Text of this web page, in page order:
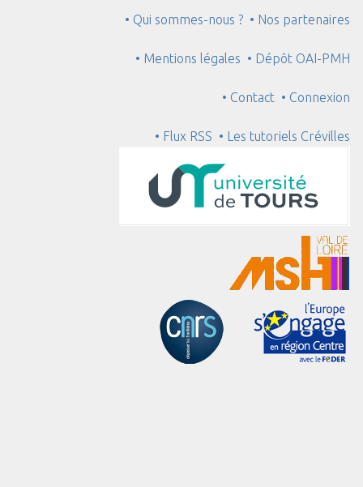
• Qui sommes-nous ? • Nos partenaires
• Mentions légales • Dépôt OAI-PMH
• Contact • Connexion
• Flux RSS • Les tutoriels Crévilles